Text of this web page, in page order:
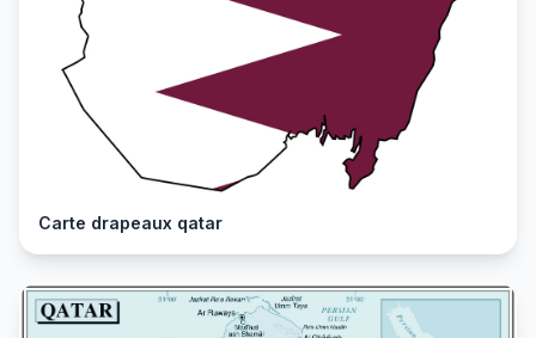
Carte drapeaux qatar